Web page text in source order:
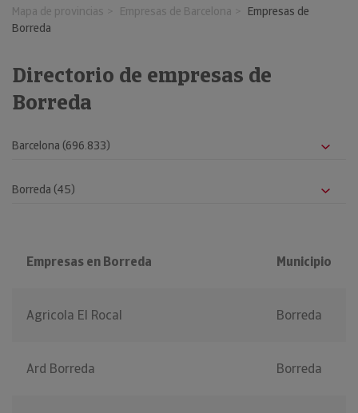
Mapa de provincias Empresas de Barcelona
Empresas de
Borreda
Directorio de empresas de
Borreda
Empresas en Borreda Municipio
Agricola El Rocal Borreda
Ard Borreda Borreda